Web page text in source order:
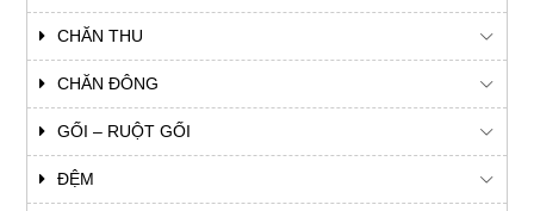
CHĂN THU
CHĂN ĐÔNG
GỐI – RUỘT GỐI
ĐỆM